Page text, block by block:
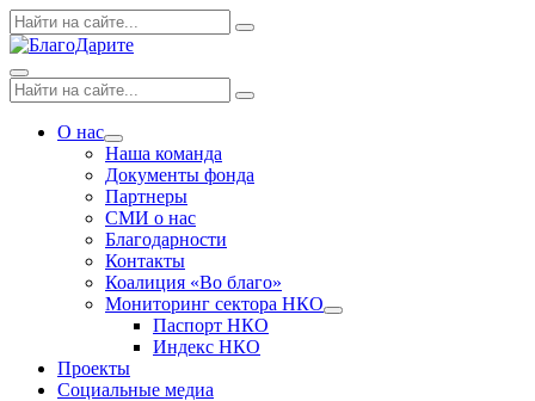
Skip
to
Поиск
по:
Search
Menu
Поиск
по:
Search
О нас
Expand
dropdown
Наша команда
Документы фонда
Партнеры
СМИ о нас
Благодарности
Контакты
Коалиция «Во благо»
Мониторинг сектора НКО
Expand
Паспорт НКО
Индекс НКО
Проекты
Социальные медиа